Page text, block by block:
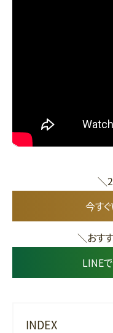
＼
今す
＼おす
LINE
INDEX